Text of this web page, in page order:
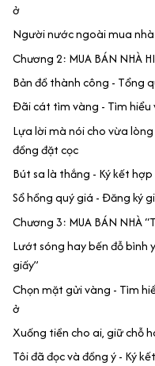
ở
Người nước ngoài mua
Chương 2: MUA BÁN NHÀ
Bản đồ thành công - Tổng
Đãi cát tìm vàng - Tìm hiểu
Lựa lời mà nói cho vừa
đồng đặt cọc
Bút sa là thắng - Ký kết
Sổ hồng quý giá - Đăng ký
Chương 3: MUA BÁN NHÀ
Lướt sóng hay bến đỗ bình
giấy”
Chọn mặt gửi vàng - Tìm
ở
Xuống tiền cho ai, giữ chỗ
Tôi đã đọc và đồng ý - Ký